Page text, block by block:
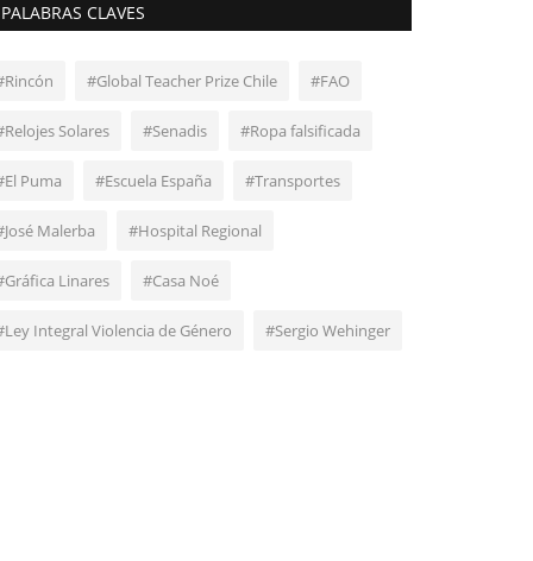
PALABRAS CLAVES
#Global Teacher Prize Chile #FAO
Solares #Senadis #Ropa falsificada
Puma #Escuela España #Transportes
Malerba #Hospital Regional
Linares #Casa Noé
Integral Violencia de Género #Sergio Wehinger